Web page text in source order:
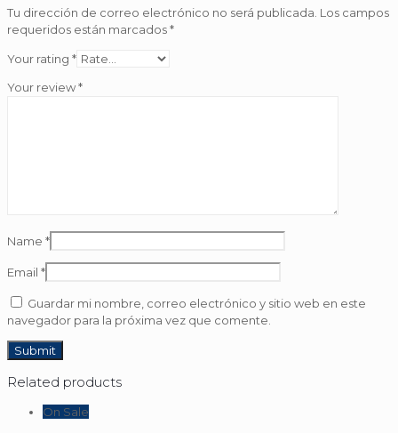
Tu dirección de correo electrónico no será publicada. Los campos
requeridos están marcados*
Your rating *
Your review*
Name *
Email *
Guardar mi nombre, correo electrónico y sitio web en este
navegador para la próxima vez que comente.
Related products
On Sale